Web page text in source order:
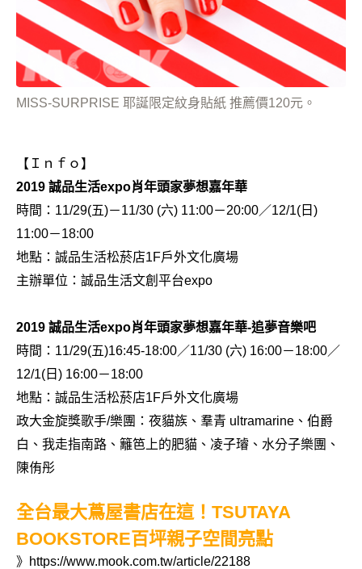
MISS-SURPRISE 耶誕限定紋身貼紙 推薦價120元。
【Ｉｎｆｏ】
2019 誠品生活expo肖年頭家夢想嘉年華
時間：11/29(五)－11/30 (六) 11:00－20:00／12/1(日)
11:00－18:00
地點：誠品生活松菸店1F戶外文化廣場
主辦單位：誠品生活文創平台expo
2019 誠品生活expo肖年頭家夢想嘉年華-追夢音樂吧
時間：11/29(五)16:45-18:00／11/30 (六) 16:00－18:00／
12/1(日) 16:00－18:00
地點：誠品生活松菸店1F戶外文化廣場
政大金旋獎歌手/樂團：夜貓族、羣青 ultramarine、伯爵
白、我走指南路、籬笆上的肥貓、凌子璿、水分子樂團、
陳侑彤
全台最大蔦屋書店在這！TSUTAYA
BOOKSTORE百坪親子空間亮點
》 https://www.mook.com.tw/article/22188